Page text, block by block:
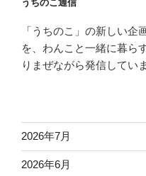
うちのこ通信
「うちのこ」の新しい企
を、わんこと一緒に暮ら
りまぜながら発信してい
2026年7月
2026年6月